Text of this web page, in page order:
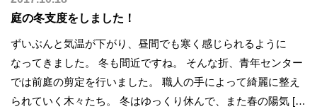
庭の冬支度をしました！
ずいぶんと気温が下がり、昼間でも寒く感じられるように
なってきました。 冬も間近ですね。 そんな折、青年センター
では前庭の剪定を行いました。 職人の手によって綺麗に整え
られていく木々たち。 冬はゆっくり休んで、また春の陽気 […